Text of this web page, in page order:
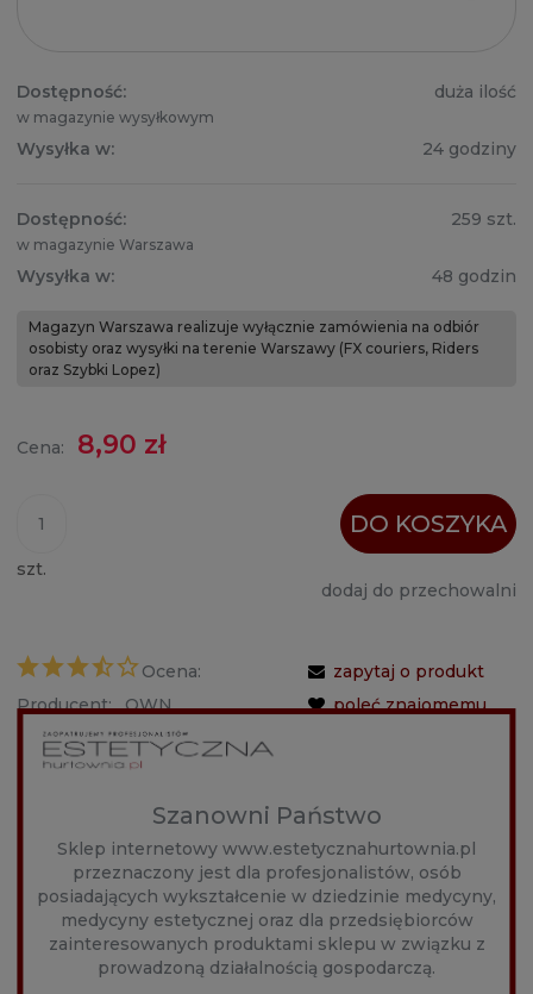
Dostępność: duża ilość
w magazynie wysyłkowym
Wysyłka w: 24 godziny
Dostępność: 259 szt.
w magazynie Warszawa
Wysyłka w: 48 godzin
Magazyn Warszawa realizuje wyłącznie zamówienia na odbiór
osobisty oraz wysyłki na terenie Warszawy (FX couriers, Riders
oraz Szybki Lopez)
Cena: 8,90 zł
szt.
DO KOSZYKA
dodaj do przechowalni
Ocena:
Producent: OWN
Kod produktu:
84AE-
2694B#30Gx4
zapytaj o produkt
poleć znajomemu
OPIS
Igły do mezoterapii
30G/4mm
10szt.
Szanowni Państwo
Sklep internetowy www.estetycznahurtownia.pl
przeznaczony jest dla profesjonalistów, osób
posiadających wykształcenie w dziedzinie medycyny,
medycyny estetycznej oraz dla przedsiębiorców
zainteresowanych produktami sklepu w związku z
prowadzoną działalnością gospodarczą.